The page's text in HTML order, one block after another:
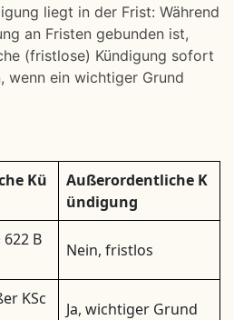
liegt in der Frist: Während
an Fristen gebunden ist,
(fristlose) Kündigung sofort
wenn ein wichtiger Grund
Kü
Außerordentliche K
ündigung
622 B
Nein, fristlos
KSc
Ja, wichtiger Grund